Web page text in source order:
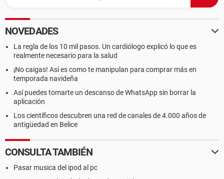
NOVEDADES
La regla de los 10 mil pasos. Un cardiólogo explicó lo que es
realmente necesario para la salud
¡No caigas! Así es como te manipulan para comprar más en
temporada navideña
Así puedes tomarte un descanso de WhatsApp sin borrar la
aplicación
Los científicos descubren una red de canales de 4.000 años de
antigüedad en Belice
CONSULTA TAMBIÉN
Pasar musica del ipod al pc